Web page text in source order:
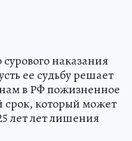
наказания
ее судьбу решает
в РФ пожизненное
который может
лет лет лишения